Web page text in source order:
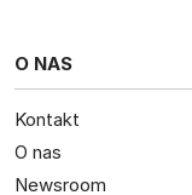
O NAS
Kontakt
O nas
Newsroom